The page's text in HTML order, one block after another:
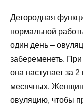
Детородная
нормальной
один день –
забеременеть.
она наступает за
месячных.
овуляцию, чтобы